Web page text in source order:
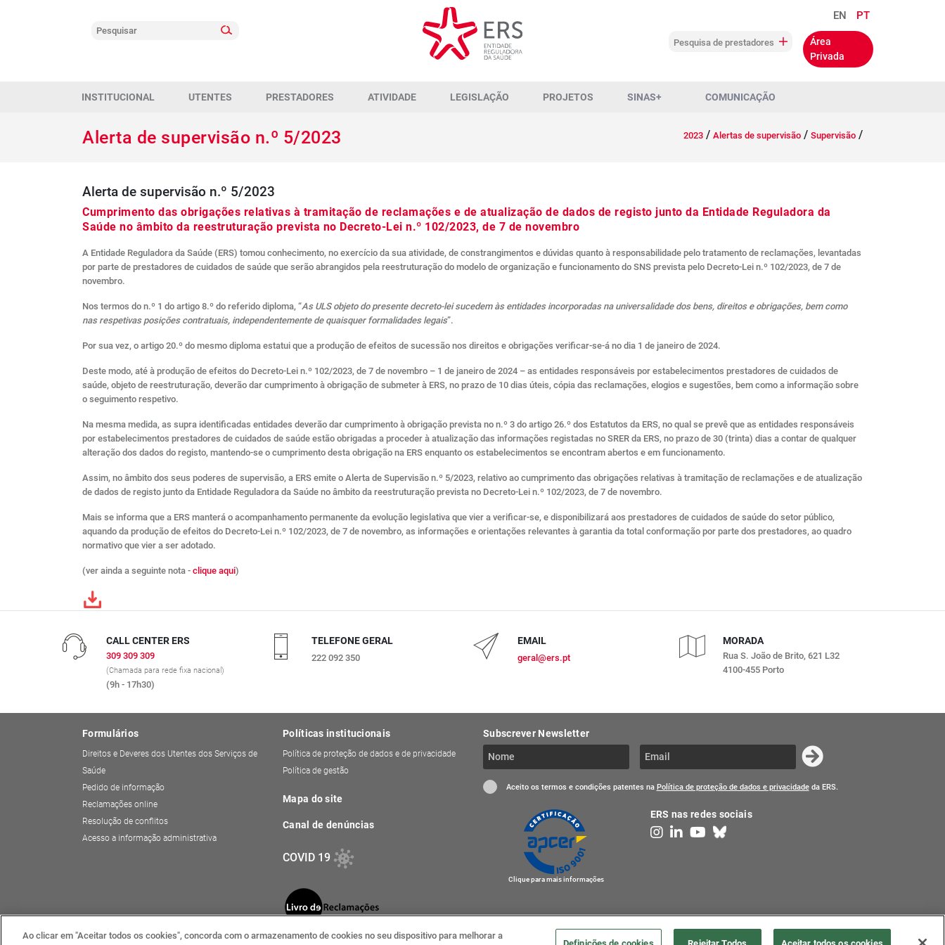
EN PT
Área
Privada
Pesquisa de prestadores
INSTITUCIONAL UTENTES PRESTADORES ATIVIDADE LEGISLAÇÃO PROJETOS SINAS+ COMUNICAÇÃO
Alerta de supervisão n.º 5/2023 2023 / Alertas de supervisão / Supervisão /
Alerta de supervisão n.º 5/2023
Cumprimento das obrigações relativas à tramitação de reclamações e de atualização de dados de registo junto da Entidade Reguladora da
Saúde no âmbito da reestruturação prevista no Decreto-Lei n.º 102/2023, de 7 de novembro
A Entidade Reguladora da Saúde (ERS) tomou conhecimento, no exercício da sua atividade, de constrangimentos e dúvidas quanto à responsabilidade pelo tratamento de reclamações, levantadas
por parte de prestadores de cuidados de saúde que serão abrangidos pela reestruturação do modelo de organização e funcionamento do SNS prevista pelo Decreto-Lei n.º 102/2023, de 7 de
novembro.
Nos termos do n.º 1 do artigo 8.º do referido diploma, “As ULS objeto do presente decreto-lei sucedem às entidades incorporadas na universalidade dos bens, direitos e obrigações, bem como
nas respetivas posições contratuais, independentemente de quaisquer formalidades legais”.
Por sua vez, o artigo 20.º do mesmo diploma estatui que a produção de efeitos de sucessão nos direitos e obrigações verificar-se-á no dia 1 de janeiro de 2024.
Deste modo, até à produção de efeitos do Decreto-Lei n.º 102/2023, de 7 de novembro – 1 de janeiro de 2024 – as entidades responsáveis por estabelecimentos prestadores de cuidados de
saúde, objeto de reestruturação, deverão dar cumprimento à obrigação de submeter à ERS, no prazo de 10 dias úteis, cópia das reclamações, elogios e sugestões, bem como a informação sobre
o seguimento respetivo.
Na mesma medida, as supra identificadas entidades deverão dar cumprimento à obrigação prevista no n.º 3 do artigo 26.º dos Estatutos da ERS, no qual se prevê que as entidades responsáveis
por estabelecimentos prestadores de cuidados de saúde estão obrigadas a proceder à atualização das informações registadas no SRER da ERS, no prazo de 30 (trinta) dias a contar de qualquer
alteração dos dados do registo, mantendo-se o cumprimento desta obrigação na ERS enquanto os estabelecimentos se encontram abertos e em funcionamento.
Assim, no âmbito dos seus poderes de supervisão, a ERS emite o Alerta de Supervisão n.º 5/2023, relativo ao cumprimento das obrigações relativas à tramitação de reclamações e de atualização
de dados de registo junto da Entidade Reguladora da Saúde no âmbito da reestruturação prevista no Decreto-Lei n.º 102/2023, de 7 de novembro.
Mais se informa que a ERS manterá o acompanhamento permanente da evolução legislativa que vier a verificar-se, e disponibilizará aos prestadores de cuidados de saúde do setor público,
aquando da produção de efeitos do Decreto-Lei n.º 102/2023, de 7 de novembro, as informações e orientações relevantes à garantia da total conformação por parte dos prestadores, ao quadro
normativo que vier a ser adotado.
(ver ainda a seguinte nota - clique aqui)
CALL CENTER ERS
309 309 309
(Chamada para rede fixa nacional)
(9h - 17h30)
TELEFONE GERAL
222 092 350
EMAIL
geral@ers.pt
MORADA
Rua S. João de Brito, 621 L32
4100-455 Porto
Formulários
Direitos e Deveres dos Utentes dos Serviços de
Saúde
Pedido de informação
Reclamações online
Resolução de conflitos
Acesso a informação administrativa
Políticas institucionais
Política de proteção de dados e de privacidade
Política de gestão
Mapa do site
Canal de denúncias
COVID 19
Subscrever Newsletter
Aceito os termos e condições patentes na Política de proteção de dados e privacidadeda ERS.
Clique para mais informações
ERS nas redes sociais
Ao clicar em "Aceitar todos os cookies", concorda com o armazenamento de cookies no seu dispositivo para melhorar a
Definições de cookies Rejeitar Todos Aceitar todos os cookies